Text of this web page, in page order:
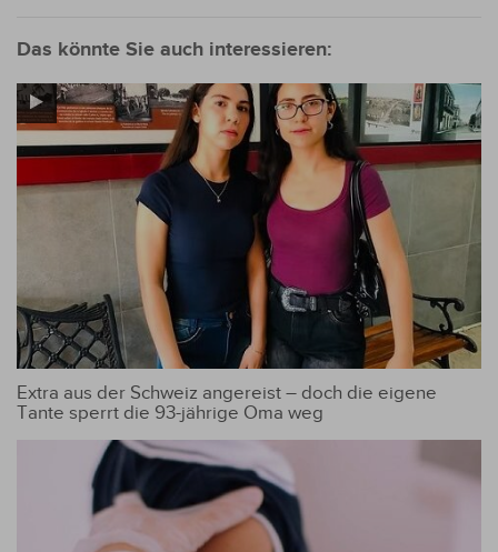
Das könnte Sie auch interessieren:
Extra aus der Schweiz angereist – doch die eigene
Tante sperrt die 93-jährige Oma weg